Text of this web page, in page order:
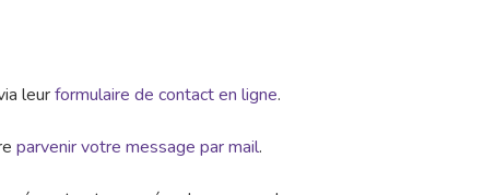
leurformulaire de contact en ligne.
parvenir votre message par mail.